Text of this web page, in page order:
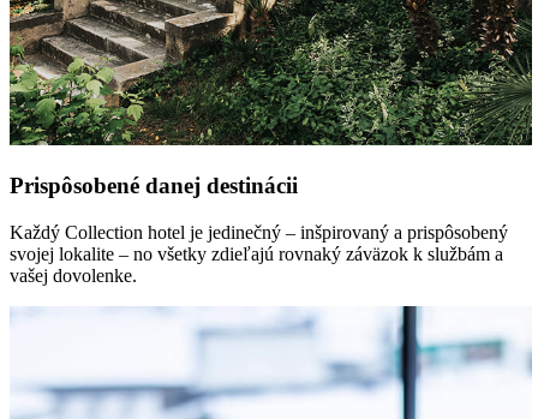
Prispôsobené danej destinácii
Každý Collection hotel je jedinečný – inšpirovaný a prispôsobený
svojej lokalite – no všetky zdieľajú rovnaký záväzok k službám a
vašej dovolenke.